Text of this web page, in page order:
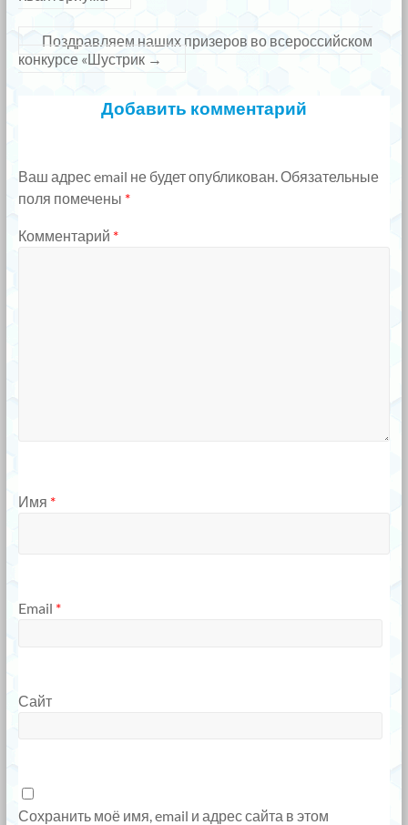
Поздравляем наших призеров во всероссийском
конкурсе «Шустрик →
Добавить комментарий
Ваш адрес email не будет опубликован. Обязательные
поля помечены *
Комментарий *
Имя *
Email *
Сайт
Сохранить моё имя, email и адрес сайта в этом